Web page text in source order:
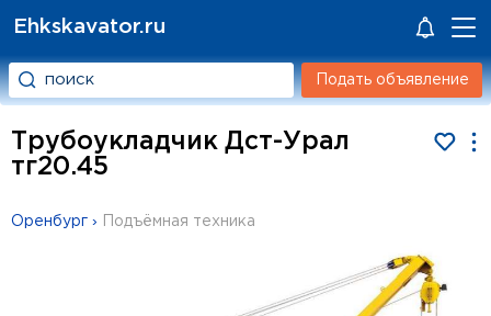
Ehkskavator.ru
Подать объявление
Трубоукладчик Дст-Урал
тг20.45
Оренбург › Подъёмная техника